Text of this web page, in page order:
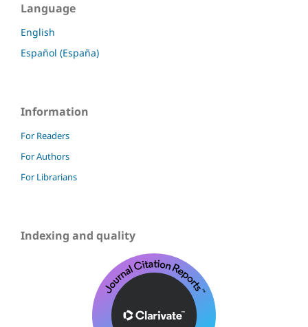
Language
English
Español (España)
Information
For Readers
For Authors
For Librarians
Indexing and quality